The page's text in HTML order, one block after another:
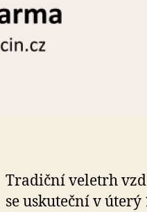
Tradiční veletrh
se uskuteční v úterý